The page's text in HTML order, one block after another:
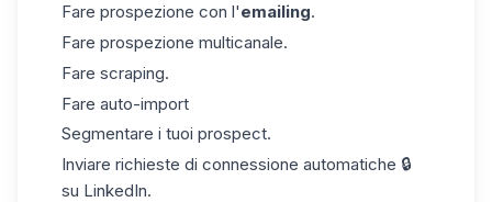
Fare prospezione con l'emailing.
Fare prospezione multicanale.
Fare scraping.
Fare auto-import
Segmentare i tuoi prospect.
Inviare richieste di connessione automatiche 🔒
su LinkedIn.